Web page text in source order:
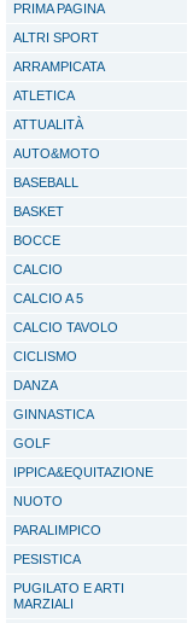
PRIMA PAGINA
ALTRI SPORT
ARRAMPICATA
ATLETICA
ATTUALITÀ
AUTO&MOTO
BASEBALL
BASKET
BOCCE
CALCIO
CALCIO A 5
CALCIO TAVOLO
CICLISMO
DANZA
GINNASTICA
GOLF
IPPICA&EQUITAZIONE
NUOTO
PARALIMPICO
PESISTICA
PUGILATO E ARTI
MARZIALI